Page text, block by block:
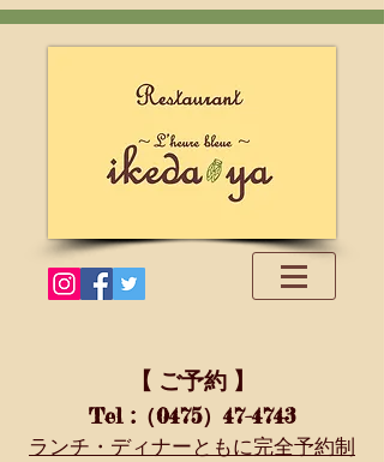
【 ご予約 】
Tel :（0475）47-4743
ランチ・ディナーともに完全予約制